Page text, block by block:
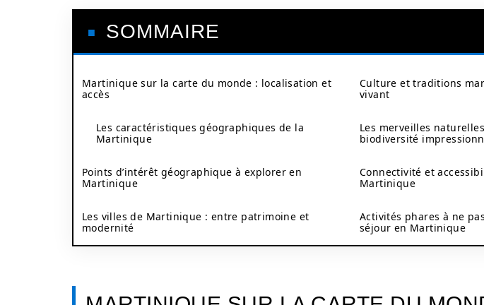
SOMMAIRE
Martinique sur la carte du monde : localisation et
accès
Les caractéristiques géographiques de la
Martinique
Points d’intérêt géographique à explorer en
Martinique
Les villes de Martinique : entre patrimoine et
modernité
Culture et traditions
vivant
Les merveilles
biodiversité
Connectivité et
Martinique
Activités phares à ne
séjour en Martinique